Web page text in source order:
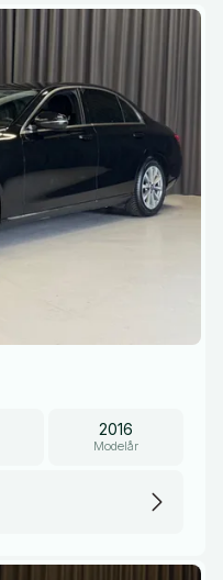
2016
Modelår